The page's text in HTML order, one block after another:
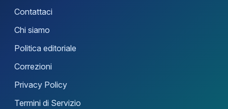
Contattaci
Chi siamo
Politica editoriale
Correzioni
Privacy Policy
Termini di Servizio